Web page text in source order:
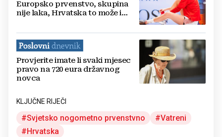
Europsko prvenstvo, skupina
nije laka, Hrvatska to može i
Provjerite imate li svaki mjesec
pravo na 720 eura državnog
novca
KLJUČNE RIJEČI
Svjetsko nogometno prvenstvno
Vatreni
Hrvatska